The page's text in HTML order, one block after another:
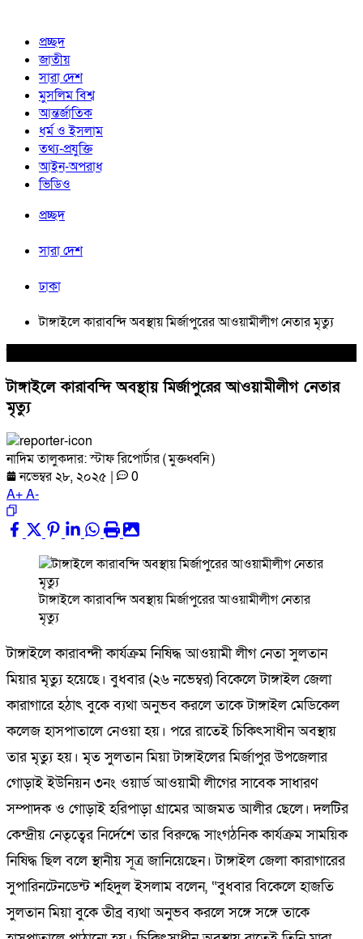
প্রচ্ছদ
জাতীয়
সারা দেশ
মুসলিম বিশ্ব
আন্তর্জাতিক
ধর্ম ও ইসলাম
তথ্য-প্রযুক্তি
আইন-অপরাধ
ভিডিও
প্রচ্ছদ
সারা দেশ
ঢাকা
টাঙ্গাইলে কারাবন্দি অবস্থায় মির্জাপুরের আওয়ামীলীগ নেতার মৃত্যু
টাঙ্গাইলে কারাবন্দি অবস্থায় মির্জাপুরের আওয়ামীলীগ নেতার
মৃত্যু
নাদিম তালুকদার: স্টাফ রিপোর্টার ( মুক্তধ্বনি )
নভেম্বর ২৮, ২০২৫ |
0
A+A-
টাঙ্গাইলে কারাবন্দি অবস্থায় মির্জাপুরের আওয়ামীলীগ নেতার
মৃত্যু
টাঙ্গাইলে কারাবন্দী কার্যক্রম নিষিদ্ধ আওয়ামী লীগ নেতা সুলতান
মিয়ার মৃত্যু হয়েছে। বুধবার (২৬ নভেম্বর) বিকেলে টাঙ্গাইল জেলা
কারাগারে হঠাৎ বুকে ব্যথা অনুভব করলে তাকে টাঙ্গাইল মেডিকেল
কলেজ হাসপাতালে নেওয়া হয়। পরে রাতেই চিকিৎসাধীন অবস্থায়
তার মৃত্যু হয়। মৃত সুলতান মিয়া টাঙ্গাইলের মির্জাপুর উপজেলার
গোড়াই ইউনিয়ন ৩নং ওয়ার্ড আওয়ামী লীগের সাবেক সাধারণ
সম্পাদক ও গোড়াই হরিপাড়া গ্রামের আজমত আলীর ছেলে। দলটির
কেন্দ্রীয় নেতৃত্বের নির্দেশে তার বিরুদ্ধে সাংগঠনিক কার্যক্রম সাময়িক
নিষিদ্ধ ছিল বলে স্থানীয় সূত্র জানিয়েছেন। টাঙ্গাইল জেলা কারাগারের
সুপারিনটেনডেন্ট শহিদুল ইসলাম বলেন, “বুধবার বিকেলে হাজতি
সুলতান মিয়া বুকে তীব্র ব্যথা অনুভব করলে সঙ্গে সঙ্গে তাকে